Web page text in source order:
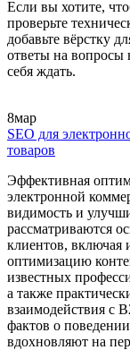
Если вы хотите,
проверьте
добавьте вёрстку
ответы на вопросы
себя ждать.
8мар
SEO для
товаров
Эффективная
электронной
видимость и
рассматриваются
клиентов, включая
оптимизацию
известных
а также
взаимодействия с
фактов о
вдохновляют на